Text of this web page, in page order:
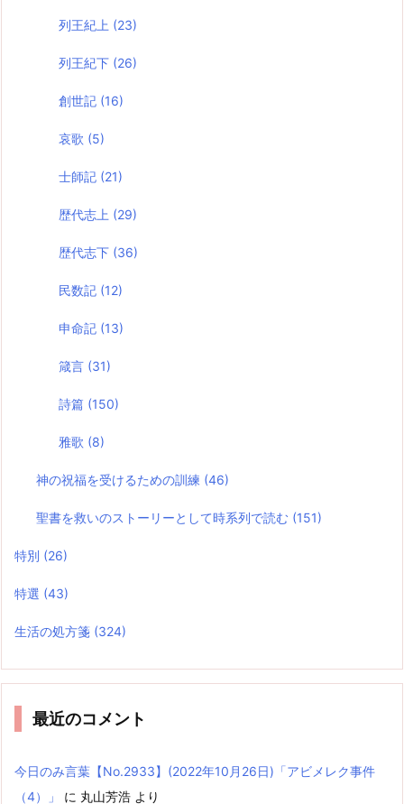
列王紀上 (23)
列王紀下 (26)
創世記 (16)
哀歌 (5)
士師記 (21)
歴代志上 (29)
歴代志下 (36)
民数記 (12)
申命記 (13)
箴言 (31)
詩篇 (150)
雅歌 (8)
神の祝福を受けるための訓練 (46)
聖書を救いのストーリーとして時系列で読む (151)
特別 (26)
特選 (43)
生活の処方箋 (324)
最近のコメント
今日のみ言葉【No.2933】(2022年10月26日)「アビメレク事件
（4）」
に 丸山芳浩 より